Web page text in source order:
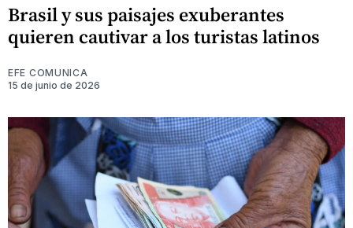
Brasil y sus paisajes exuberantes
quieren cautivar a los turistas latinos
EFE COMUNICA
15 de junio de 2026